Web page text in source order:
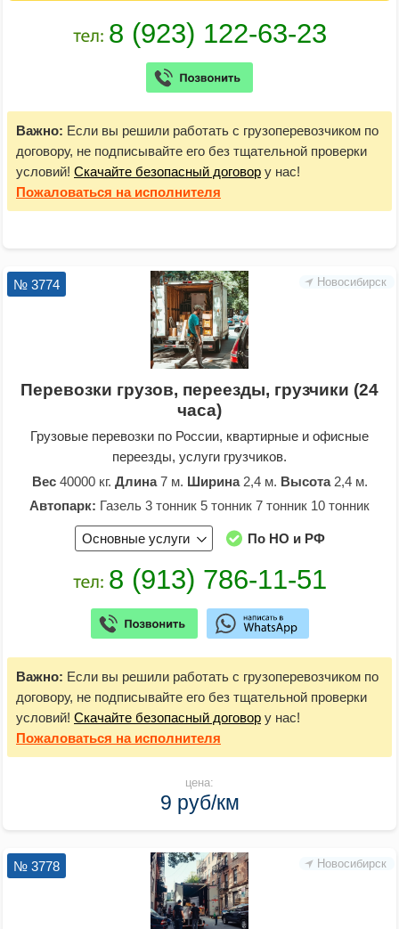
Важно: Если вы решили работать с грузоперевозчиком по
договору, не подписывайте его без тщательной проверки
условий! Скачайте безопасный договор у нас!
Пожаловаться на исполнителя
Новосибирск
№ 3774
Перевозки грузов, переезды, грузчики (24
часа)
Грузовые перевозки по России, квартирные и офисные
переезды, услуги грузчиков.
Вес40000 кг. Длина7 м. Ширина2,4 м. Высота2,4 м.
Автопарк: Газель 3 тонник 5 тонник 7 тонник 10 тонник
Основные услуги По НО и РФ
Важно: Если вы решили работать с грузоперевозчиком по
договору, не подписывайте его без тщательной проверки
условий! Скачайте безопасный договор у нас!
Пожаловаться на исполнителя
цена:
9 руб/км
Новосибирск
№ 3778